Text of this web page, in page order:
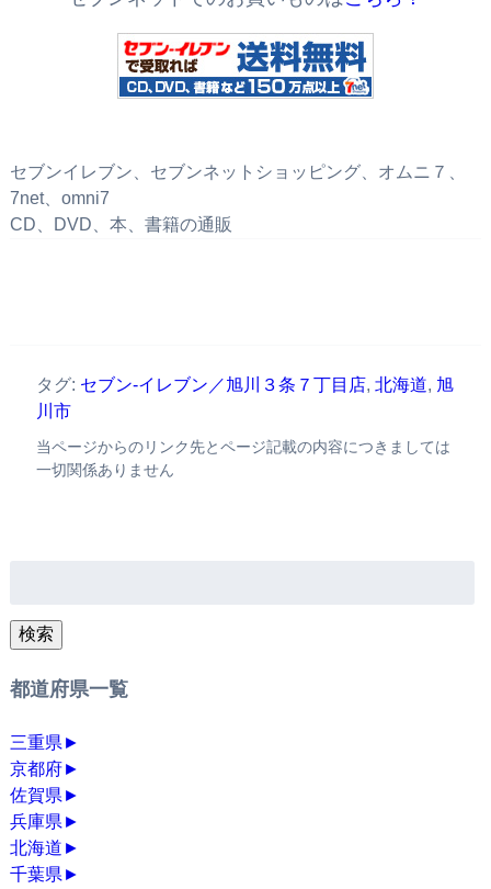
セブンイレブン、セブンネットショッピング、オムニ７、
7net、omni7
CD、DVD、本、書籍の通販
タグ: セブン‐イレブン／旭川３条７丁目店, 北海道, 旭
川市
当ページからのリンク先とページ記載の内容につきましては
一切関係ありません
検索
都道府県一覧
三重県 ►
京都府►
佐賀県 ►
兵庫県 ►
北海道 ►
千葉県 ►